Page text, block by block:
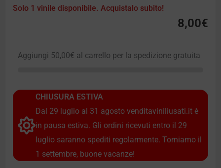
Solo 1 vinile disponibile. Acquistalo subito!
8,00€
Aggiungi 50,00€ al carrello per la spedizione gratuita
CHIUSURA ESTIVA
Dal 29 luglio al 31 agosto venditaviniliusati.it è
in pausa estiva. Gli ordini ricevuti entro il 29
luglio saranno spediti regolarmente. Torniamo il
1 settembre, buone vacanze!